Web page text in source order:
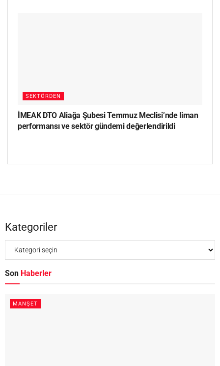
SEKTÖRDEN
İMEAK DTO Aliağa Şubesi Temmuz Meclisi’nde liman
performansı ve sektör gündemi değerlendirildi
Kategoriler
Son Haberler
MANŞET